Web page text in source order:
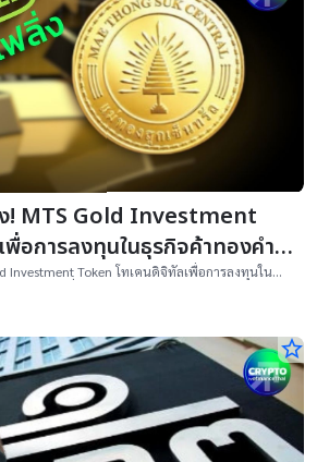
! MTS Gold Investment
อการลงทุนในธุรกิจค้าทองคำ
Investment Token โทเคนดิจิทัลเพื่อการลงทุนใน
อบแทนคงที่ 3% ต่อปี
star_border